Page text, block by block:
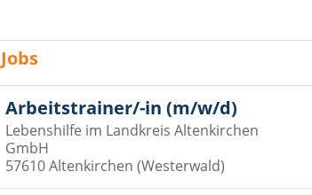
Jobs
Arbeitstrainer/-in (m/w/d)
Lebenshilfe im Landkreis Altenkirchen
GmbH
57610 Altenkirchen (Westerwald)